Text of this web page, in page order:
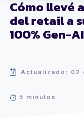
Cómo llevé
del retail a
100% Gen-AI
Actualizado: 02
5 minutos